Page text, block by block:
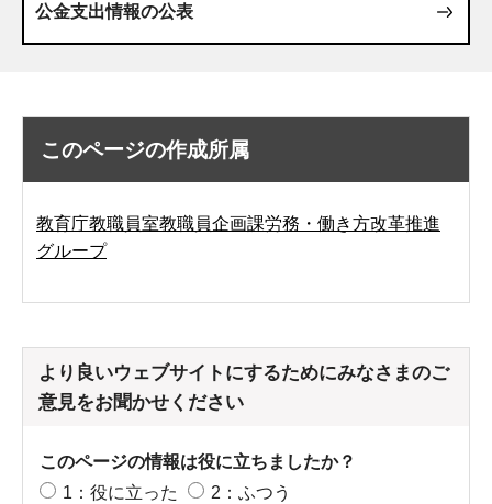
公金支出情報の公表
このページの作成所属
教育庁教職員室教職員企画課労務・働き方改革推進
グループ
より良いウェブサイトにするためにみなさまのご
意見をお聞かせください
このページの情報は役に立ちましたか？
1：役に立った
2：ふつう